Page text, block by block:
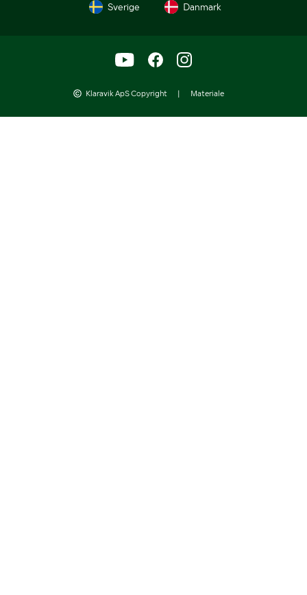
Sverige Danmark
Klaravik ApS Copyright | Materiale